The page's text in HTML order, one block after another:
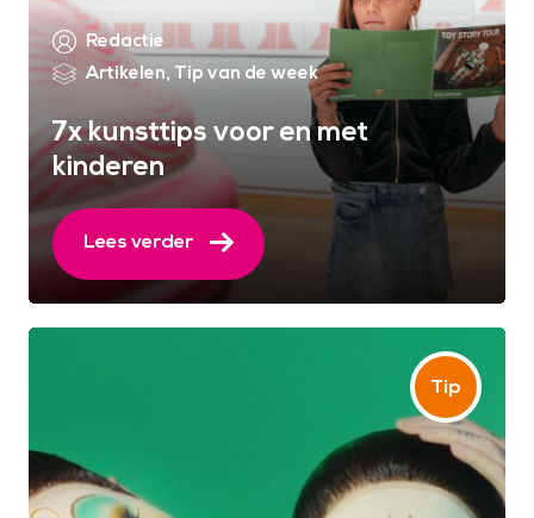
Redactie
Artikelen, Tip van de week
7x kunsttips voor en met
kinderen
Lees verder